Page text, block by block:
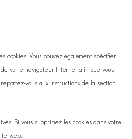
cookies. Vous pouvez également spécifier
votre navigateur Internet afin que vous
vous aux instructions de la section
Si vous supprimez les cookies dans votre
web.